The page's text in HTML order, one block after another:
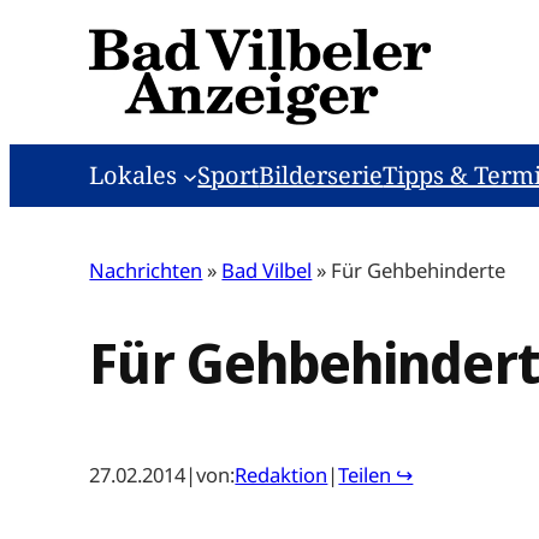
Lokales SportBilderserieTipps &
Nachrichten » Bad Vilbel » Für Gehbehinderte
Für
27.02.2014|von:Redaktion |Teilen ↪